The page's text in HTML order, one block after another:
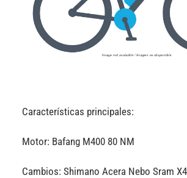
Características principales:
Motor: Bafang M400 80 NM
Cambios: Shimano Acera Nebo Sram